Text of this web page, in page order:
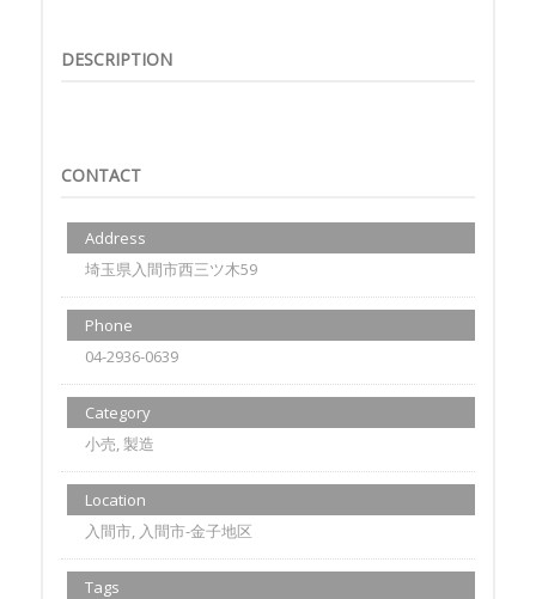
DESCRIPTION
CONTACT
Address
埼玉県入間市西三ツ木59
Phone
04-2936-0639
Category
小売, 製造
Location
入間市, 入間市-金子地区
Tags